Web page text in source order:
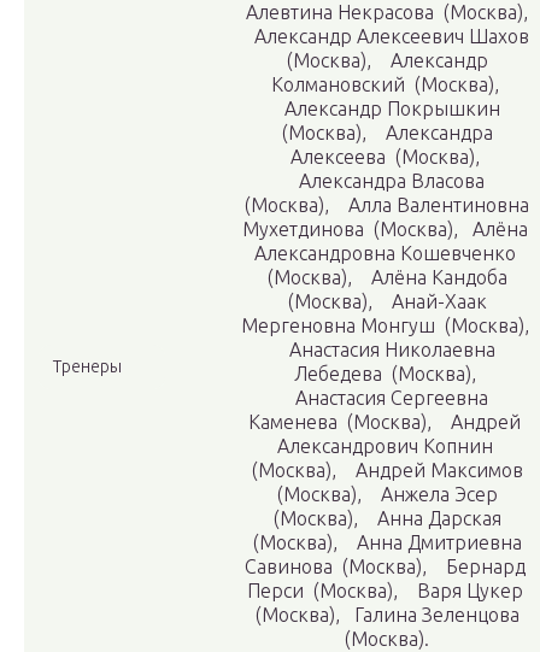
Тренеры
Алевтина Некрасова (Москва),
Александр Алексеевич Шахов
(Москва), Александр
Колмановский (Москва),
Александр Покрышкин
(Москва), Александра
Алексеева (Москва),
Александра Власова
(Москва), Алла Валентиновна
Мухетдинова (Москва), Алёна
Александровна Кошевченко
(Москва), Алёна Кандоба
(Москва), Анай-Хаак
Мергеновна Монгуш (Москва),
Анастасия Николаевна
Лебедева (Москва),
Анастасия Сергеевна
Каменева (Москва), Андрей
Александрович Копнин
(Москва), Андрей Максимов
(Москва), Анжела Эсер
(Москва), Анна Дарская
(Москва), Анна Дмитриевна
Савинова (Москва), Бернард
Перси (Москва), Варя Цукер
(Москва), Галина Зеленцова
(Москва).